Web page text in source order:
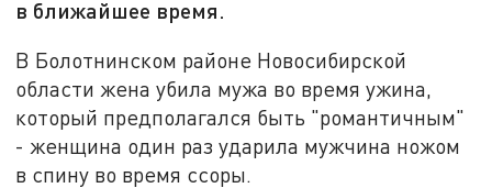
в ближайшее время.
В Болотнинском районе Новосибирской
области жена убила мужа во время ужина,
который предполагался быть "романтичным"
- женщина один раз ударила мужчина ножом
в спину во время ссоры.